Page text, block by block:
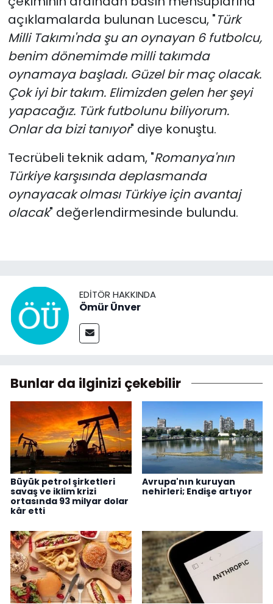
açıklamalarda bulunan Lucescu, "Türk
Milli Takımı'nda şu an oynayan 6 futbolcu,
benim dönemimde milli takımda
oynamaya başladı. Güzel bir maç olacak.
Çok iyi bir takım. Elimizden gelen her şeyi
yapacağız. Türk futbolunu biliyorum.
Onlar da bizi tanıyor" diye konuştu.
Tecrübeli teknik adam, "Romanya'nın
Türkiye karşısında deplasmanda
oynayacak olması Türkiye için avantaj
olacak" değerlendirmesinde bulundu.
EDITÖR HAKKINDA
Ömür Ünver
Bunlar da ilginizi çekebilir
Büyük petrol şirketleri
savaş ve iklim krizi
ortasında 93 milyar dolar
kâr etti
Avrupa'nın kuruyan
nehirleri; Endişe artıyor